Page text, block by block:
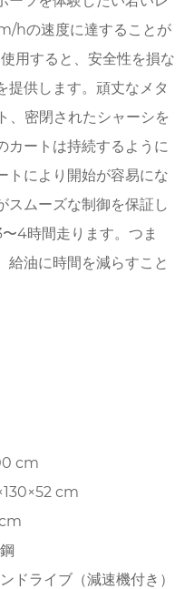
hの速度に達することが
用すると、安全性を損な
提供します。頑丈なメタ
、密閉されたシャーシを
カートは持続するように
トにより開始が容易にな
スムーズな制御を保証し
4時間走ります。つま
給油に時間を減らすこと
cm
cm
ドライブ（減速機付き）